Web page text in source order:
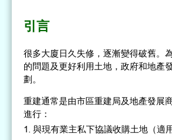
引言
很多大廈日久失修，逐漸變得破舊。
的問題及更好利用土地，政府和地產
劃。
重建通常是由市區重建局及地產發展
進行：
與現有業主私下協議收購土地（適